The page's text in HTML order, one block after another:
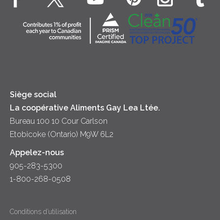
Véritable crème fouettée
Crème sure
Contactez-nous
Location
Siège social
La coopérative Aliments Gay Lea Ltée.
Bureau 100 10 Cour Carlson
Etobicoke (Ontario) M9W 6L2
Appelez-nous
905-283-5300
1-800-268-0508
Conditions d’utilisation